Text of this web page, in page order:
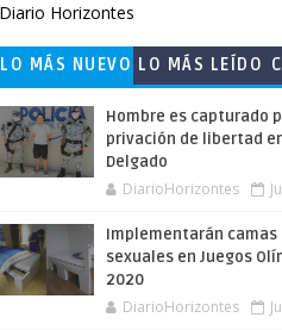
Diario Horizontes
LO MÁS NUEVO LO MÁS LEÍDO
Hombre es capturado
privación de libertad
Delgado
DiarioHorizontes
Implementarán
sexuales en Juegos
2020
DiarioHorizontes